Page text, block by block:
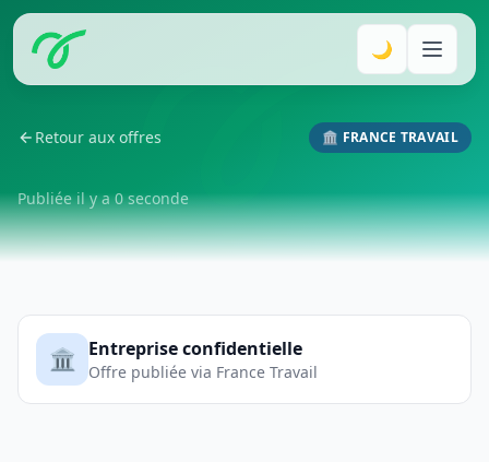
🌙
Retour aux offres 🏛️ FRANCE TRAVAIL
Publiée il y a 0 seconde
🏛️ Entreprise confidentielle
Offre publiée via France Travail